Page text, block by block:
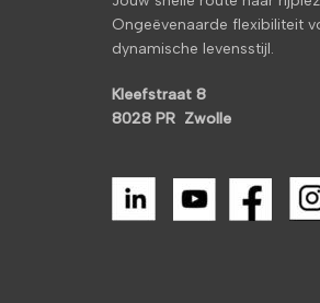
Ongeëvenaarde flexibiliteit
dynamische levensstijl.
Kleefstraat 8
8028 PR Zwolle